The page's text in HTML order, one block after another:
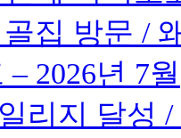
집 방문 /
2026년 7월
리지 달성